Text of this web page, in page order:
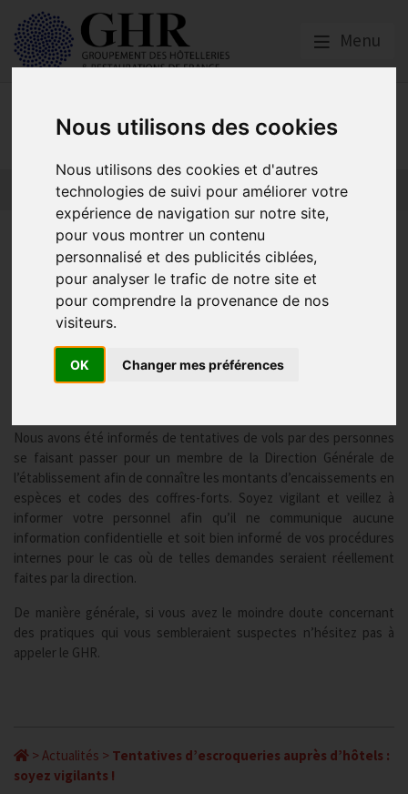
Nous utilisons des cookies
Nous utilisons des cookies et d'autres
technologies de suivi pour améliorer votre
expérience de navigation sur notre site,
pour vous montrer un contenu
personnalisé et des publicités ciblées,
pour analyser le trafic de notre site et
pour comprendre la provenance de nos
visiteurs.
OK Changer mes préférences
Menu
Actualités
Tentatives d’escroqueries
auprès d’hôtels : soyez
vigilants !
Actualités
Nous avons été informés de tentatives de vols par des personnes
se faisant passer pour un membre de la Direction Générale de
l’établissement afin de connaître les montants d’encaissements en
espèces et codes des coffres-forts. Soyez vigilant et veillez à
informer votre personnel afin qu’il ne communique aucune
information confidentielle et soit bien informé de vos procédures
internes pour le cas où de telles demandes seraient réellement
faites par la direction.
De manière générale, si vous avez le moindre doute concernant
des pratiques qui vous sembleraient suspectes n’hésitez pas à
appeler le GHR.
> Actualités > Tentatives d’escroqueries auprès d’hôtels :
soyez vigilants !